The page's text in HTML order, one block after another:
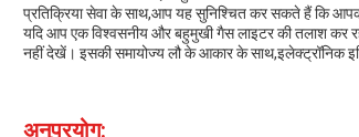
प्रतिक्रिया सेवा के साथ,आप यह सुनिश्चित कर सकते हैं कि
यदि आप एक विश्वसनीय और बहुमुखी गैस लाइटर की तलाश
नहीं देखें। इसकी समायोज्य लौ के आकार के साथ,इलेक्ट्रॉनिक
अनुप्रयोग: